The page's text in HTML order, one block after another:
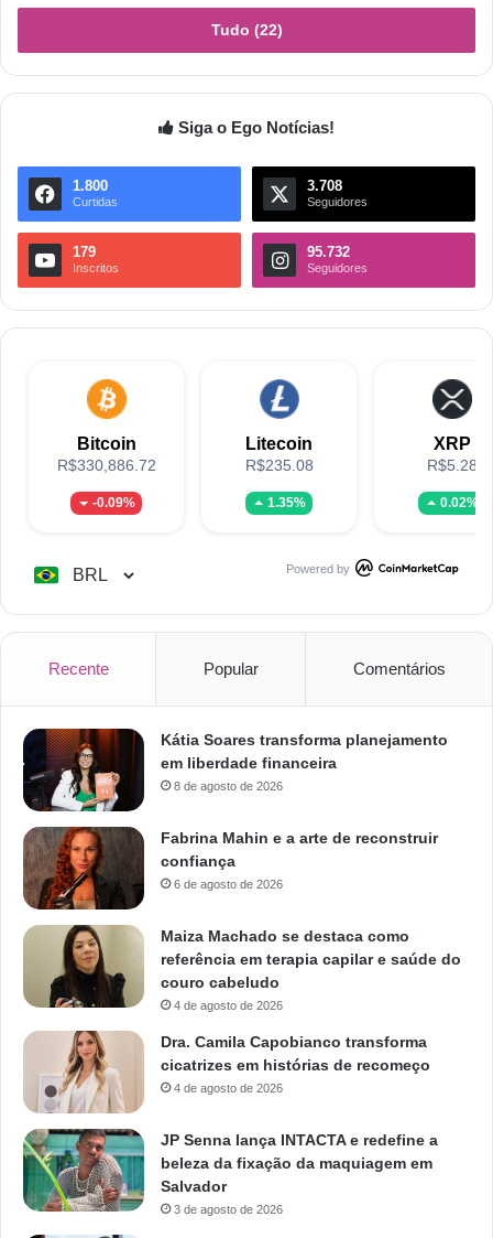
Tudo (22)
Siga o Ego Notícias!
1.800
Curtidas
3.708
Seguidores
179
Inscritos
95.732
Seguidores
Bitcoin
R$330,886.72
-0.09%
Litecoin
R$235.08
1.35%
XRP
R$5.28
0.02%
Powered by
Recente Popular Comentários
Kátia Soares transforma planejamento
em liberdade financeira
8 de agosto de 2026
Fabrina Mahin e a arte de reconstruir
confiança
6 de agosto de 2026
Maiza Machado se destaca como
referência em terapia capilar e saúde do
couro cabeludo
4 de agosto de 2026
Dra. Camila Capobianco transforma
cicatrizes em histórias de recomeço
4 de agosto de 2026
JP Senna lança INTACTA e redefine a
beleza da fixação da maquiagem em
Salvador
3 de agosto de 2026